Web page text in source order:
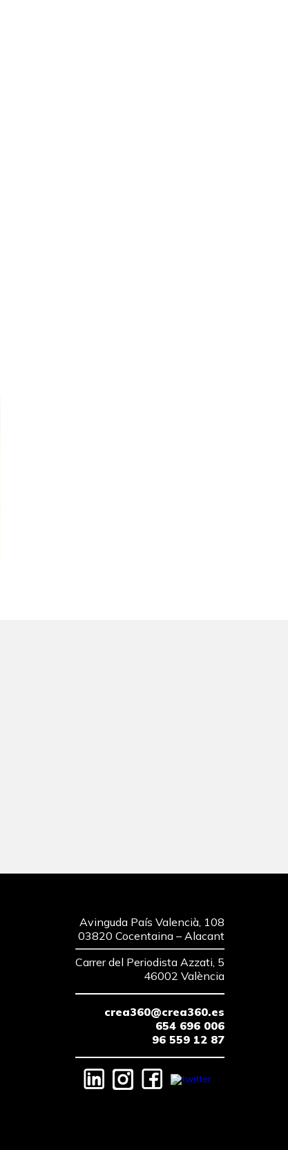
Avinguda País Valencià, 108
03820 Cocentaina – Alacant
Carrer del Periodista Azzati, 5
46002 València
crea360@crea360.es
654 696 006
96 559 12 87